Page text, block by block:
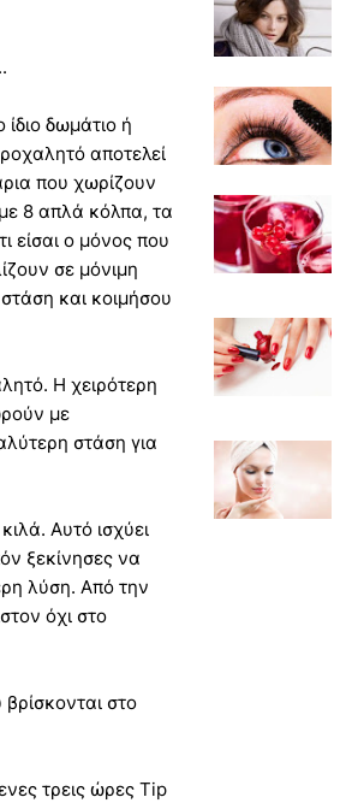
δωμάτιο ή
αποτελεί
που χωρίζουν
8 απλά κόλπα, τα
είσαι ο μόνος που
σε μόνιμη
και κοιμήσου
Η χειρότερη
με
στάση για
Αυτό ισχύει
ξεκίνησες να
λύση. Από την
όχι στο
στο
τρεις ώρες Tip